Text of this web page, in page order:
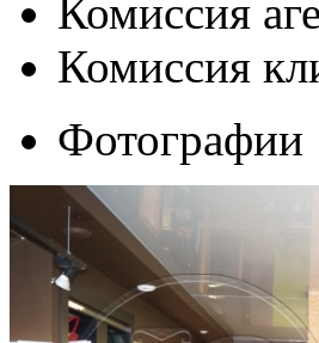
Комиссия
Комиссия
Фотографии